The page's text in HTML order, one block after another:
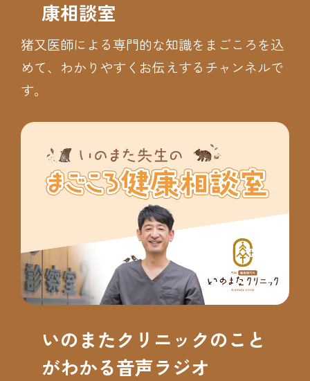
康相談室
猪又医師による専門的な知識をまごころを込
めて、わかりやすくお伝えするチャンネルで
す。
いのまたクリニックのこと
がわかる音声ラジオ